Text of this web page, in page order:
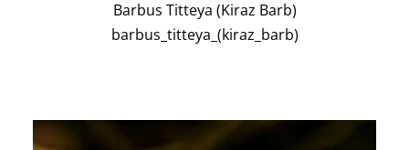
Barbus Titteya (Kiraz Barb)
barbus_titteya_(kiraz_barb)